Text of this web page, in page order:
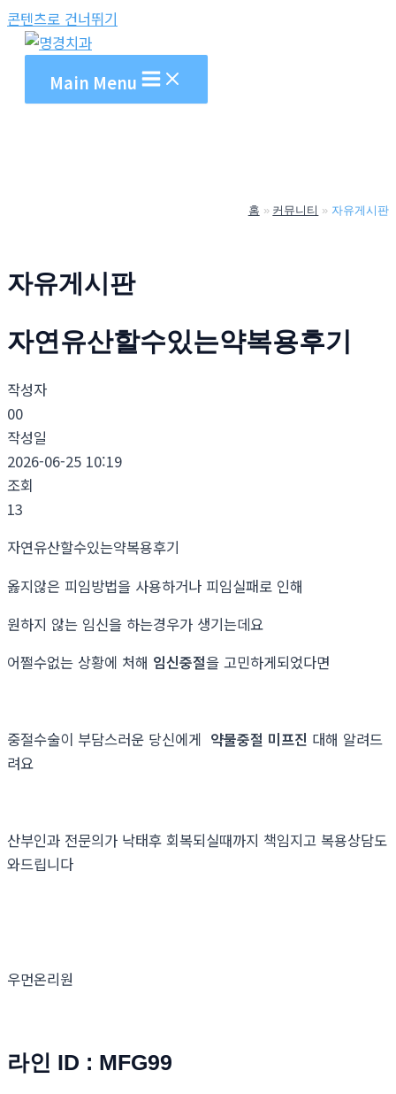
콘텐츠로 건너뛰기
Main Menu
홈 커뮤니티 자유게시판
자유게시판
자연유산할수있는약복용후기
작성자
00
작성일
2026-06-25 10:19
조회
13
자연유산할수있는약복용후기
옳지않은 피임방법을 사용하거나 피임실패로 인해
원하지 않는 임신을 하는경우가 생기는데요
어쩔수없는 상황에 처해 임신중절을 고민하게되었다면
중절수술이 부담스러운 당신에게 약물중절 미프진 대해 알려드
려요
산부인과 전문의가 낙태후 회복되실때까지 책임지고 복용상담도
와드립니다
우먼온리원
라인 ID : MFG99